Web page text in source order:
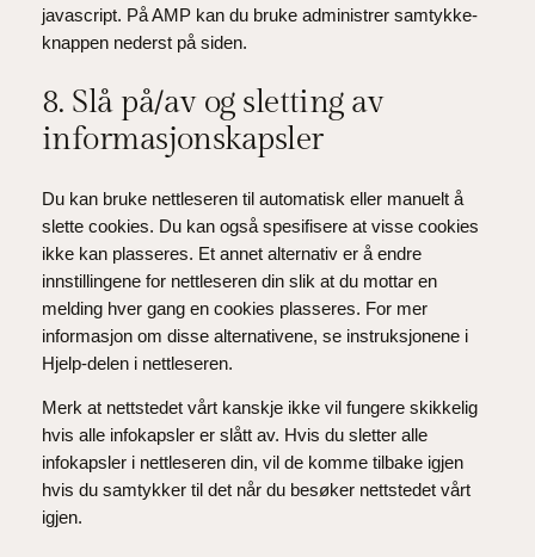
javascript. På AMP kan du bruke administrer samtykke-
knappen nederst på siden.
8. Slå på/av og sletting av
informasjonskapsler
Du kan bruke nettleseren til automatisk eller manuelt å
slette cookies. Du kan også spesifisere at visse cookies
ikke kan plasseres. Et annet alternativ er å endre
innstillingene for nettleseren din slik at du mottar en
melding hver gang en cookies plasseres. For mer
informasjon om disse alternativene, se instruksjonene i
Hjelp-delen i nettleseren.
Merk at nettstedet vårt kanskje ikke vil fungere skikkelig
hvis alle infokapsler er slått av. Hvis du sletter alle
infokapsler i nettleseren din, vil de komme tilbake igjen
hvis du samtykker til det når du besøker nettstedet vårt
igjen.